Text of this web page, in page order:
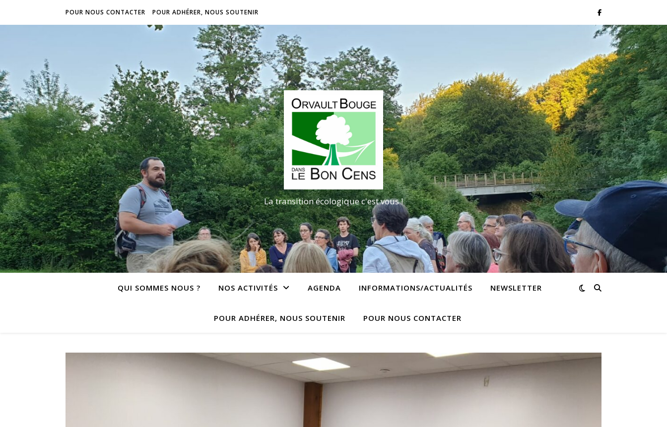
POUR NOUS CONTACTER POUR ADHÉRER, NOUS SOUTENIR
La transition écologique c'est vous !
QUI SOMMES NOUS ? NOS ACTIVITÉS AGENDA INFORMATIONS/ACTUALITÉS NEWSLETTER
POUR ADHÉRER, NOUS SOUTENIR POUR NOUS CONTACTER